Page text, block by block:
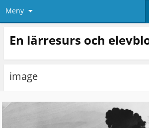
Meny
En lärresurs och
image